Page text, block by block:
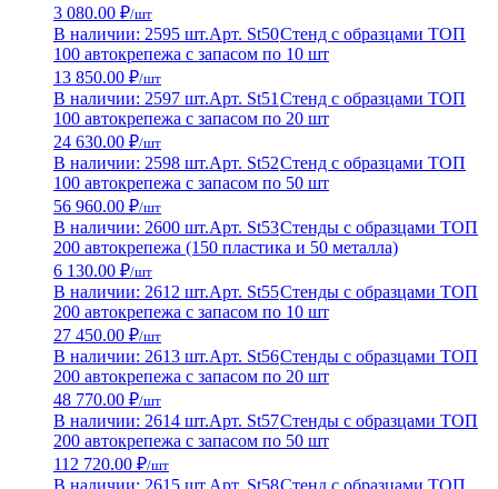
3 080.00 ₽/шт
В наличии: 2595 шт.Арт. St50Стенд с образцами ТОП
100 автокрепежа с запасом по 10 шт
13 850.00 ₽/шт
В наличии: 2597 шт.Арт. St51 Стенд с образцами ТОП
100 автокрепежа с запасом по 20 шт
24 630.00 ₽/шт
В наличии: 2598 шт.Арт. St52Стенд с образцами ТОП
100 автокрепежа с запасом по 50 шт
56 960.00 ₽/шт
В наличии: 2600 шт.Арт. St53Стенды с образцами ТОП
200 автокрепежа (150 пластика и 50 металла)
6 130.00 ₽/шт
В наличии: 2612 шт.Арт. St55Стенды с образцами ТОП
200 автокрепежа с запасом по 10 шт
27 450.00 ₽/шт
В наличии: 2613 шт.Арт. St56Стенды с образцами ТОП
200 автокрепежа с запасом по 20 шт
48 770.00 ₽/шт
В наличии: 2614 шт.Арт. St57Стенды с образцами ТОП
200 автокрепежа с запасом по 50 шт
112 720.00 ₽/шт
В наличии: 2615 шт.Арт. St58Стенд с образцами ТОП